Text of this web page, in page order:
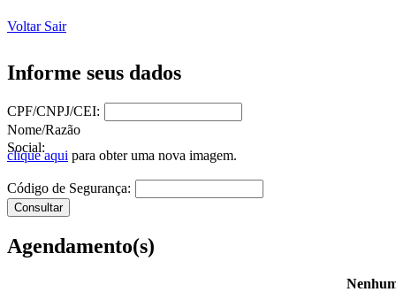
Voltar Sair
Informe seus dados
CPF/CNPJ/CEI:
Nome/Razão
Social:
clique aqui para obter uma nova imagem.
Código de Segurança:
Agendamento(s)